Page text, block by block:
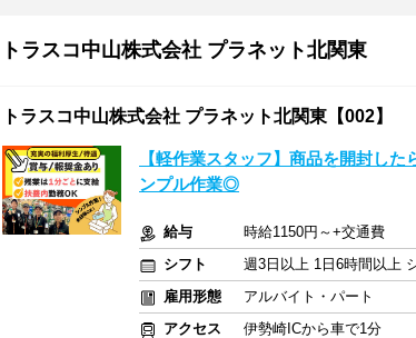
トラスコ中山株式会社 プラネット北関東
トラスコ中山株式会社 プラネット北関東【002】
【軽作業スタッフ】商品を開封し
ンプル作業◎
給与
時給1150円～+交通費
シフト
週3日以上 1日6時間以上
雇用形態
アルバイト・パート
アクセス
伊勢崎ICから車で1分